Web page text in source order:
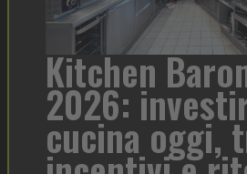
Kitchen
2026:
cucina oggi,